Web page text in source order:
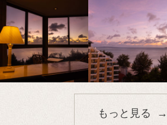
もっと見る